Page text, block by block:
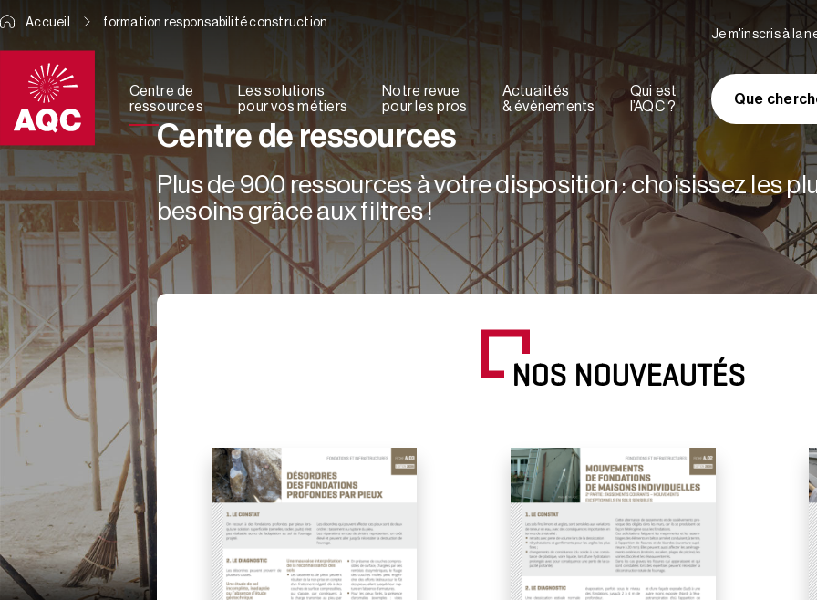
Centre de
ressources
Les solutions
pour vos métiers
Notre revue
pour les pros
Actualités
& évènements
Qui est
l’AQC ?
Je m'inscris à la
Que
Accueil formation responsabilité construction
Centre de ressources
Plus de 900 ressources à votre disposition : choisissez les
besoins grâce aux filtres !
NOS NOUVEAUTÉS